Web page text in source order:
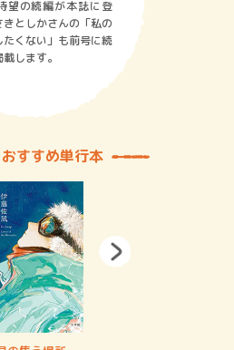
望の続編が本誌に登
としかさんの「私の
たくない」も前号に続
します。
すすめ単行本